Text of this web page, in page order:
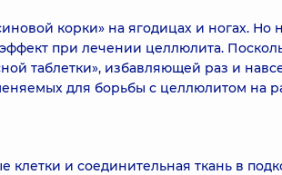
корки» на ягодицах и ногах. Но
при лечении целлюлита.
таблетки», избавляющей раз и
для борьбы с целлюлитом на
и соединительная ткань в